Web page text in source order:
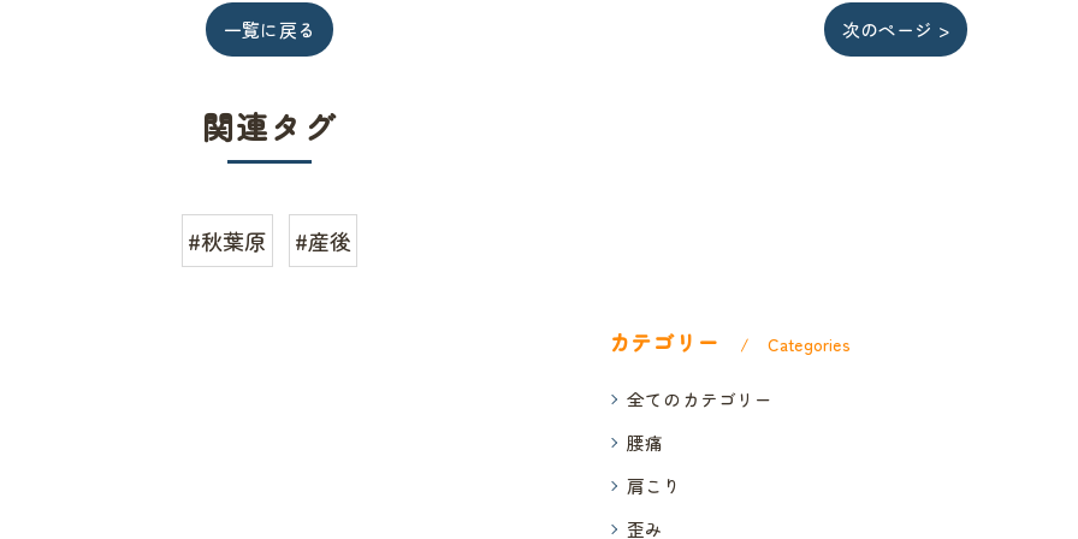
一覧に戻る 次のページ >
関連タグ
#秋葉原 #産後
カテゴリー Categories
全てのカテゴリー
腰痛
肩こり
歪み